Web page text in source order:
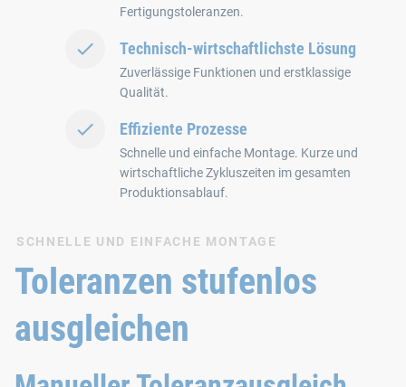
Fertigungstoleranzen.
Technisch‑wirtschaftlichste Lösung
Zuverlässige Funktionen und erstklassige
Qualität.
Effiziente Prozesse
Schnelle und einfache Montage. Kurze und
wirtschaftliche Zykluszeiten im gesamten
Produktionsablauf.
SCHNELLE UND EINFACHE MONTAGE
Toleranzen stufenlos
ausgleichen